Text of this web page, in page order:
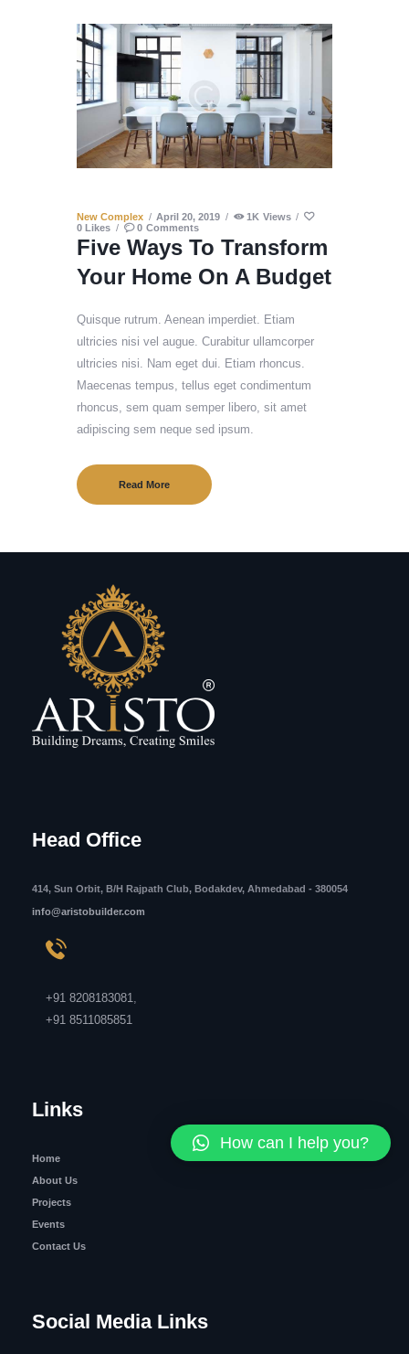
New Complex April 20, 2019 1K Views
0 Likes 0 Comments
Five Ways To Transform
Your Home On A Budget
Quisque rutrum. Aenean imperdiet. Etiam
ultricies nisi vel augue. Curabitur ullamcorper
ultricies nisi. Nam eget dui. Etiam rhoncus.
Maecenas tempus, tellus eget condimentum
rhoncus, sem quam semper libero, sit amet
adipiscing sem neque sed ipsum.
Read More
Head Office
414, Sun Orbit, B/H Rajpath Club, Bodakdev, Ahmedabad - 380054
info@aristobuilder.com
+91 8208183081,
+91 8511085851
Links
Home
About Us
Projects
Events
Contact Us
Social Media Links
How can I help you?